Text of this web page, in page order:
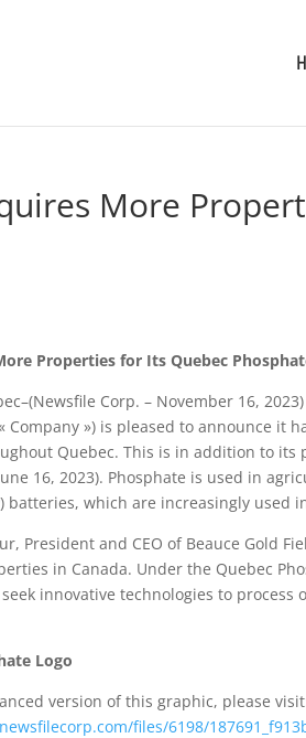
More
Properties for Its Quebec
Corp. – November 16, 2023)
Company ») is pleased to announce it
Quebec. This is in addition to
16, 2023). Phosphate is used in
batteries, which are increasingly used
President and CEO of Beauce Gold
in Canada. Under the Quebec
innovative technologies to
Logo
version of this graphic, please
files/6198/